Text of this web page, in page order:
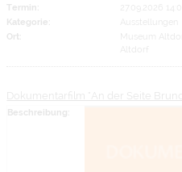
Termin:
Kategorie:
Ausstellungen
Ort:
Museum
Altdorf
Dokumentarfilm "An der Seite
Beschreibung: